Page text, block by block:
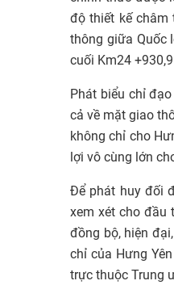
độ thiết kế châm
thông giữa Quốc
cuối Km24
Phát biểu chỉ
cả về mặt giao
không chỉ cho
lợi vô cùng lớn
Để phát huy đối
xem xét cho đầu
đồng bộ, hiện
chỉ của Hưng
trực thuộc Trung